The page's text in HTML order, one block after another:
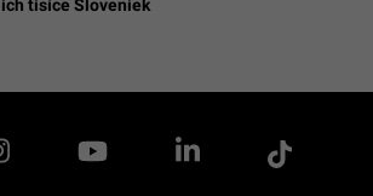
ich tisíce Sloveniek